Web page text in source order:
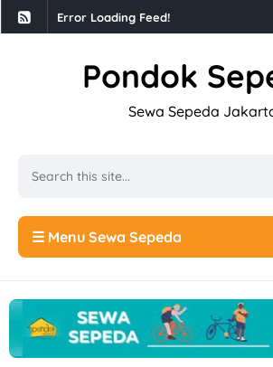
Error Loading Feed!
Pondok
Sewa Sepeda
☰ Menu Sewa Sepeda